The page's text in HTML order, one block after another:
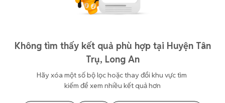
Không tìm thấy kết quả phù hợp tại Huyện Tân
Trụ, Long An
Hãy xóa một số bộ lọc hoặc thay đổi khu vực tìm
kiếm để xem nhiều kết quả hơn